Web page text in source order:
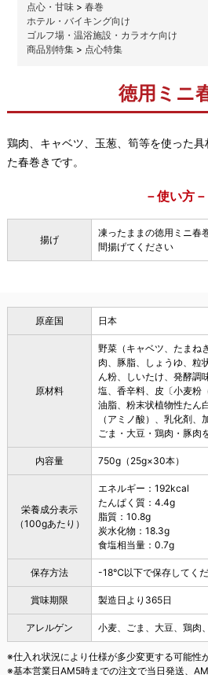
点心・甘味 >春巻
ホテル・バイキング向け
ゴルフ場・温浴施設・カラオケ向け
商品別特集 > 点心特集
徳用ミニ
鶏肉、キャベツ、玉葱、筍等を使った
た春巻きです。
－使い方－
揚げ
凍ったままの徳用ミニ
間揚げてください
原産国 日本
原材料
野菜（キャベツ、たまね
肉、豚脂、しょうゆ、粒
ん粉、しいたけ、発酵調
塩、香辛料、皮〔小麦粉
油脂、粉末状植物性たん
（アミノ酸）、乳化剤、
ごま・大豆・鶏肉・豚肉
内容量 750g（25g×30本）
栄養成分表示
（100gあたり）
エネルギー：192kcal
たんぱく質：4.4g
脂質：10.8g
炭水化物：18.3g
食塩相当量：0.7g
保存方法 -18℃以下で保存してく
賞味期限 製造日より365日
アレルゲン 小麦、ごま、大豆、鶏肉
※仕入れ状況により仕様が多少変更する可能性
※基本営業日AM5時までの注文で当日発送、